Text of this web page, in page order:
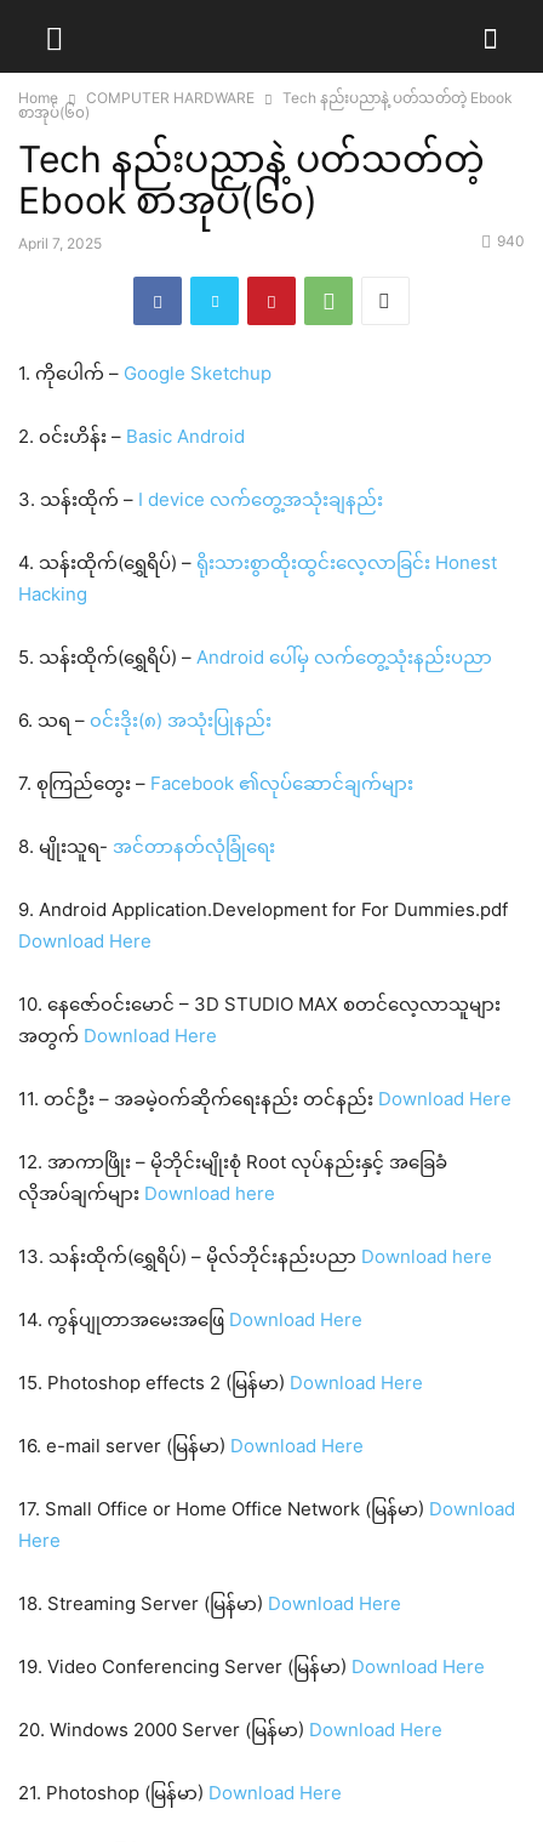
Home COMPUTER HARDWARE
Tech နည်းပညာနဲ့ ပတ်သတ်တဲ့ Ebook
စာအုပ်(၆၀)
Tech နည်းပညာနဲ့ ပတ်သတ်တဲ့
Ebook စာအုပ်(၆၀)
April 7, 2025 940
1. ကိုပေါက် – Google Sketchup
2. ၀င်းဟိန်း – Basic Android
3. သန်းထိုက် – I device လက်တွေ့အသုံးချနည်း
4. သန်းထိုက်(ရွှေရိပ်) – ရိုးသားစွာထိုးထွင်းလေ့လာခြင်း Honest
Hacking
5. သန်းထိုက်(ရွှေရိပ်) – Android ပေါ်မှ လက်တွေ့သုံးနည်းပညာ
6. သရ – ၀င်းဒိုး(၈) အသုံးပြုနည်း
7. စုကြည်တွေး – Facebook ၏လုပ်ဆောင်ချက်များ
8. မျိုးသူရ- အင်တာနတ်လုံခြုံရေး
9. Android Application.Development for For Dummies.pdf
Download Here
10. နေဇော်၀င်းမောင် – 3D STUDIO MAX စတင်လေ့လာသူများ
အတွက် Download Here
11. တင်ဦး – အခမဲ့၀က်ဆိုက်ရေးနည်း တင်နည်း Download Here
12. အာကာဖြိုး – မိုဘိုင်းမျိုးစုံ Root လုပ်နည်းနှင့် အခြေခံ
လိုအပ်ချက်များ Download here
13. သန်းထိုက်(ရွှေရိပ်) – မိုလ်ဘိုင်းနည်းပညာ Download here
14. ကွန်ပျုတာအမေးအဖြေ Download Here
15. Photoshop effects 2 (မြန်မာ) Download Here
16. e-mail server (မြန်မာ) Download Here
17. Small Office or Home Office Network (မြန်မာ) Download
Here
18. Streaming Server (မြန်မာ) Download Here
19. Video Conferencing Server (မြန်မာ) Download Here
20. Windows 2000 Server (မြန်မာ) Download Here
21. Photoshop (မြန်မာ) Download Here